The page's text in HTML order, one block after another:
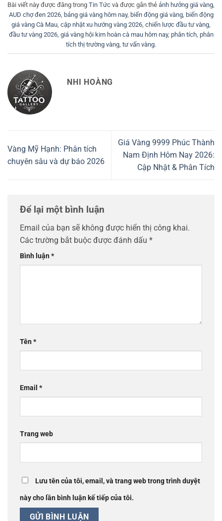
Bài viết này được đăng trong Tin Tức và được gắn thẻ ảnh hưởng giá vàng
AUD chợ đen 2026, bảng giá vàng hôm nay, biến động giá vàng, biến động
giá vàng Cà Mau cập nhật xu hướng vàng 2026 chiến lược đầu tư vàng
đầu tư vàng 2026, giá vàng hội kim hoàn cà mau hôm nay, phân tích, phân
tích thị trường vàng tư vấn vàng.
NHI HOÀNG
Vàng Mỹ Hạnh: Phân tích
chuyên sâu và dự báo 2026
Giá Vàng 9999 Phúc Thành
Nam Định Hôm Nay 2026:
Cập Nhật & Phân Tích
Để lại một bình luận
Email của bạn sẽ không được hiển thị công khai.
Các trường bắt buộc được đánh dấu *
Bình luận*
Tên*
Email *
Trang web
Lưu tên của tôi, email, và trang web trong trình duyệt
này cho lần bình luận kế tiếp của tôi.